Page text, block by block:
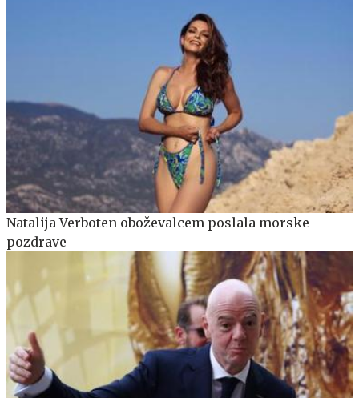
Natalija Verboten oboževalcem poslala morske
pozdrave